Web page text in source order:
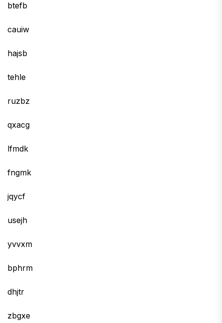
btefb
cauiw
hajsb
tehle
ruzbz
qxacg
lfmdk
fngmk
jqycf
usejh
yvvxm
bphrm
dhjtr
zbgxe